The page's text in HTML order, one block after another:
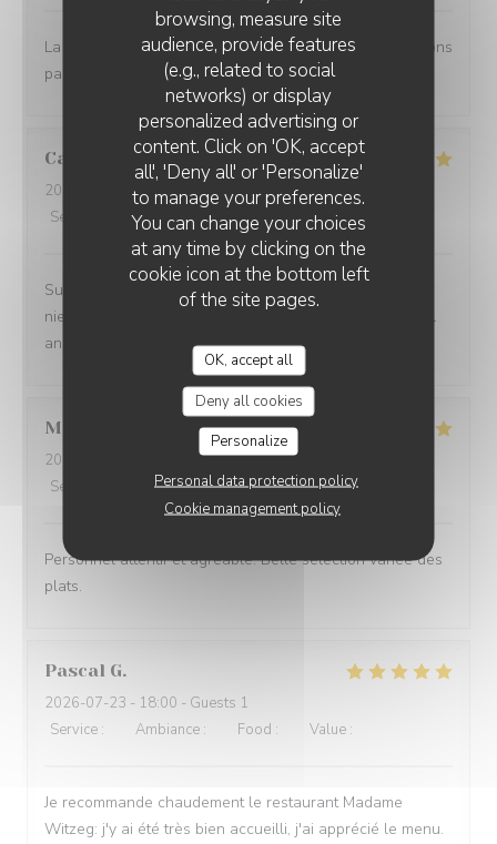
browsing, measure site
audience, provide features
(e.g., related to social
networks) or display
personalized advertising or
content. Click on 'OK, accept
all', 'Deny all' or 'Personalize'
to manage your preferences.
You can change your choices
at any time by clicking on the
cookie icon at the bottom left
of the site pages.
OK, accept all
Deny all cookies
Personalize
Personal data protection policy
Cookie management policy
La terrasse est agréable et l'accueil convivial. Nous avons
passé un bon moment entre collègues.
Carole
2026-07-28
- 12:00 - Guests 2
Service
Ambiance :5/5 Food:5 /5 Value: 5
Super Konzept! Merci Restaurant Madame Witzeg,
niewent der Propretéit, der Frendlechkeet vum Personal
an der Professionalitéit ass d‘Iessen och nach TipTop!
Mireille
2026-07-27
- 12:30 - Guests 2
Service
Ambiance:5/5 Food:5/5 Value:5
Personnel attentif et agréable. Belle sélection variée des
plats.
Pascal G
2026-07-23 - 18:00 - Guests 1
Service : Ambiance : Food : Value :
Je recommande chaudement le restaurant Madame
Witzeg: j'y ai été très bien accueilli, j'ai apprécié le menu.